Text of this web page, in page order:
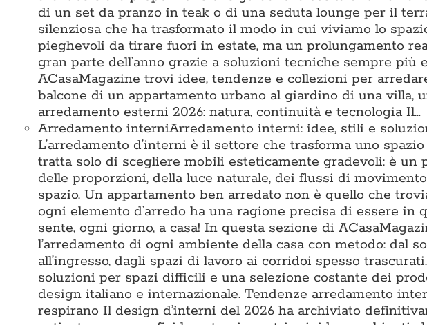
di un set da pranzo in teak o di una seduta lounge per il
silenziosa che ha trasformato il modo in cui viviamo lo
pieghevoli da tirare fuori in estate, ma un prolungamento
gran parte dell’anno grazie a soluzioni tecniche sempre più
ACasaMagazine trovi idee, tendenze e collezioni per
balcone di un appartamento urbano al giardino di una villa,
arredamento esterni 2026: natura, continuità e tecnologia Il…
Arredamento interniArredamento interni: idee, stili e
L’arredamento d’interni è il settore che trasforma uno
tratta solo di scegliere mobili esteticamente gradevoli: è un
delle proporzioni, della luce naturale, dei flussi di
spazio. Un appartamento ben arredato non è quello che
ogni elemento d’arredo ha una ragione precisa di essere
sente, ogni giorno, a casa! In questa sezione di
l’arredamento di ogni ambiente della casa con metodo: dal
all’ingresso, dagli spazi di lavoro ai corridoi spesso
soluzioni per spazi difficili e una selezione costante dei
design italiano e internazionale. Tendenze arredamento
respirano Il design d’interni del 2026 ha archiviato